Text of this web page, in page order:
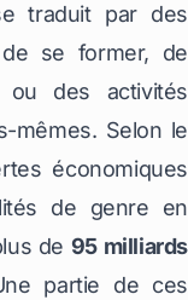
traduit par des
se former, de
ou des activités
mêmes. Selon le
économiques
de genre en
de 95 milliards
partie de ces